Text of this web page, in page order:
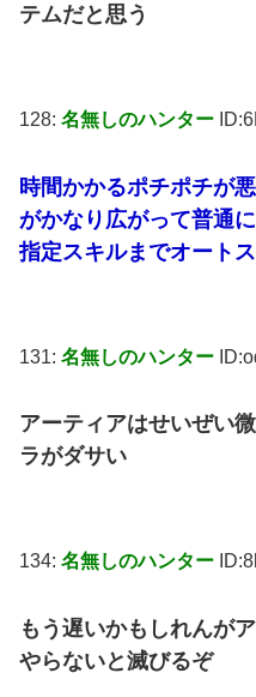
テムだと思う
128: 名無しのハンター
時間かかるポチポチが
がかなり広がって普通
指定スキルまでオート
131: 名無しのハンター
アーティアはせいぜい
ラがダサい
134: 名無しのハンター
もう遅いかもしれんが
やらないと滅びるぞ